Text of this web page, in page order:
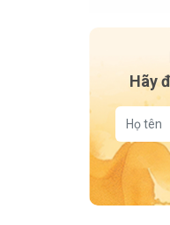
Hãy
ngừa tái phát